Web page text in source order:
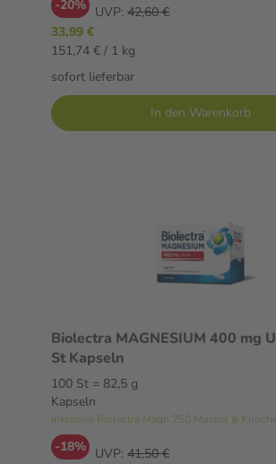
-20% UVP: 42,60 €
33,99 €
151,74 € / 1 kg
sofort lieferbar
In den Warenkorb
Biolectra MAGNESIUM 400 mg
St Kapseln
100 St = 82,5 g
Kapseln
inklusive Biolectra Magn 250 Muskel &
-18% UVP: 41,50 €